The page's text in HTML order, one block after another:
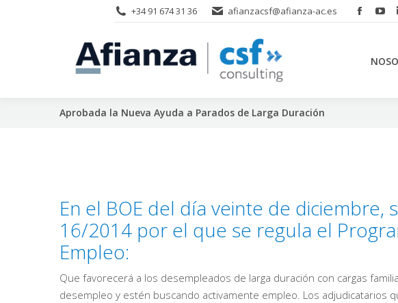
+34 91 674 31 36 afianzacsf@afianza-ac.es
opens
Aprobada la Nueva Ayuda a Parados de Larga Duración
En el BOE del día veinte de diciembre,
16/2014 por el que se regula el
Empleo:
Que favorecerá a los desempleados de larga duración con cargas
desempleo y estén buscando activamente empleo. Los adjudicatarios